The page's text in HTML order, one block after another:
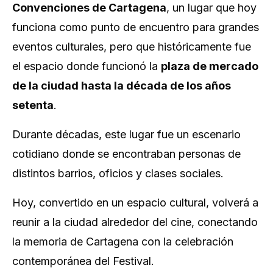
Convenciones de Cartagena, un lugar que hoy
funciona como punto de encuentro para grandes
eventos culturales, pero que históricamente fue
el espacio donde funcionó la plaza de mercado
de la ciudad hasta la década de los años
setenta.
Durante décadas, este lugar fue un escenario
cotidiano donde se encontraban personas de
distintos barrios, oficios y clases sociales.
Hoy, convertido en un espacio cultural, volverá a
reunir a la ciudad alrededor del cine, conectando
la memoria de Cartagena con la celebración
contemporánea del Festival.